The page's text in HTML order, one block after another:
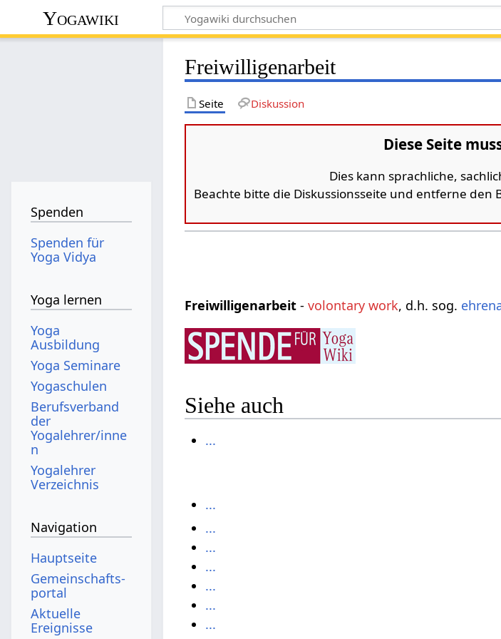
Yogawiki
Freiwilligenarbeit
Seite Diskussion
Diese Seite
Dies kann sprachliche,
Beachte bitte die Diskussionsseite und entferne
Freiwilligenarbeit -volontary work, d.h. sog.
Siehe auch
...
...
...
...
...
...
...
...
Spenden
Spenden für
Yoga Vidya
Yoga lernen
Yoga
Ausbildung
Yoga Seminare
Yogaschulen
Berufsverband
der
Yogalehrer/inne
n
Yogalehrer
Verzeichnis
Navigation
Hauptseite
Gemeinschafts­
portal
Aktuelle
Ereignisse